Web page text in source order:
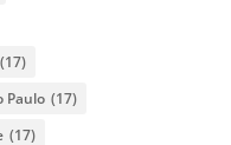
(17)
Paulo (17)
(17)